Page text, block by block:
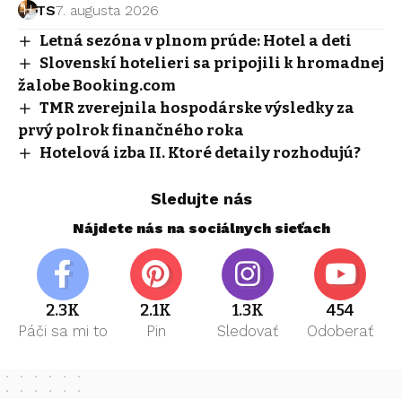
TS7. augusta 2026
Letná sezóna v plnom prúde: Hotel a deti
Slovenskí hotelieri sa pripojili k hromadnej
žalobe Booking.com
TMR zverejnila hospodárske výsledky za
prvý polrok finančného roka
Hotelová izba II. Ktoré detaily rozhodujú?
Sledujte nás
Nájdete nás na sociálnych sieťach
2.3K
Páči sa mi to
2.1K
Pin
1.3K
Sledovať
454
Odoberať